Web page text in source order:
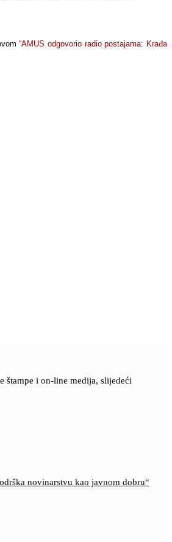
“AMUS odgovorio radio postajama: Krađa
štampe i on-line medija, slijedeći
novinarstvu kao javnom dobru“